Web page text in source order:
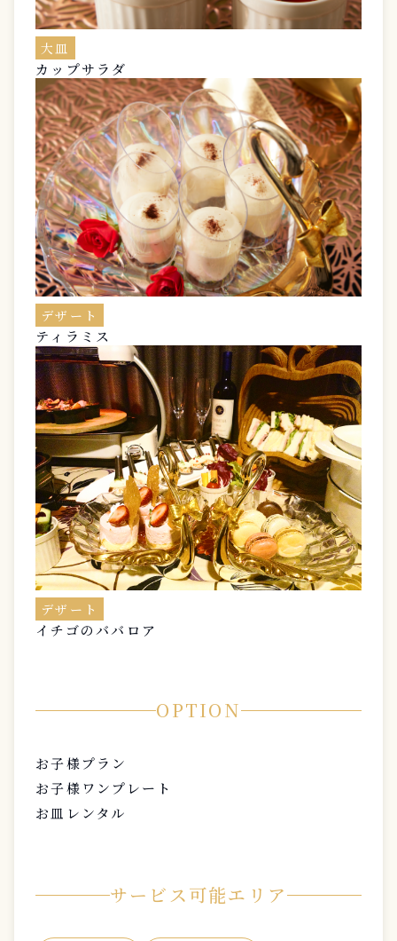
大皿
カップサラダ
デザート
ティラミス
デザート
イチゴのババロア
OPTION
お子様プラン
お子様ワンプレート
お皿レンタル
サービス可能エリア